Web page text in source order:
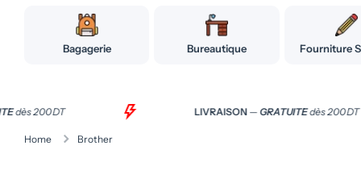
Bagagerie Bureautique Fourniture
dès 200 DT LIVRAISON—GRATUITEdès 200
Home Brother